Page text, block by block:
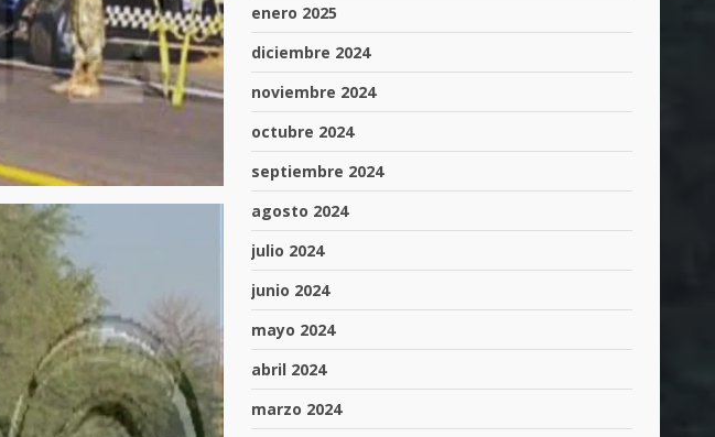
enero 2025
diciembre 2024
noviembre 2024
octubre 2024
septiembre 2024
agosto 2024
julio 2024
junio 2024
mayo 2024
abril 2024
marzo 2024